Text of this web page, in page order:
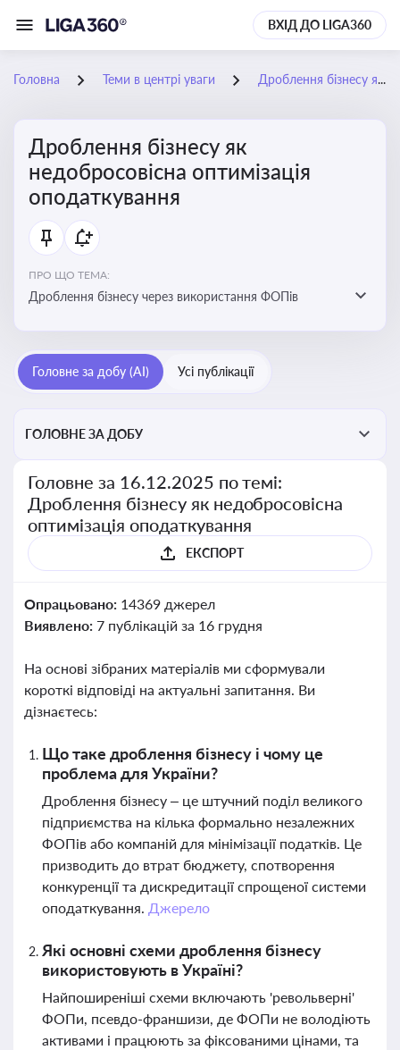
ВХІД ДО LIGA360
Головна Теми в центрі уваги Дроблення бізнесу як недобросовісна оптимізація оподаткування
Дроблення бізнесу як
недобросовісна оптимізація
оподаткування
ПРО ЩО ТЕМА:
Дроблення бізнесу через використання ФОПів
Головне за добу (AI) Усі публікації
ГОЛОВНЕ ЗА ДОБУ
Головне за 16.12.2025 по темі:
Дроблення бізнесу як недобросовісна
оптимізація оподаткування
ЕКСПОРТ
Опрацьовано: 14369 джерел
Виявлено: 7 публікацій за 16 грудня
На основі зібраних матеріалів ми сформували
короткі відповіді на актуальні запитання. Ви
дізнаєтесь:
Що таке дроблення бізнесу і чому це
проблема для України?
Дроблення бізнесу – це штучний поділ великого
підприємства на кілька формально незалежних
ФОПів або компаній для мінімізації податків. Це
призводить до втрат бюджету, спотворення
конкуренції та дискредитації спрощеної системи
оподаткування. Джерело
Які основні схеми дроблення бізнесу
використовують в Україні?
Найпоширеніші схеми включають 'револьверні'
ФОПи, псевдо-франшизи, де ФОПи не володіють
активами і працюють за фіксованими цінами, та